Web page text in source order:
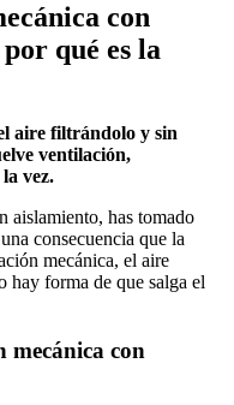
con
qué es la
aire filtrándolo y sin
ventilación,
vez.
aislamiento, has tomado
consecuencia que la
mecánica, el aire
hay forma de que salga el
mecánica con